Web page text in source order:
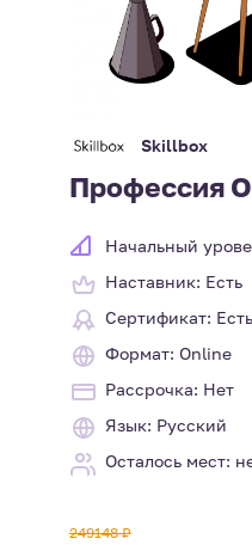
Skillbox
Профессия
Начальный
Наставник: Есть
Сертификат: Есть
Формат: Online
Рассрочка: Нет
Язык: Русский
Осталось мест:
249148 ₽